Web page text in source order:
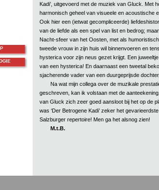
Kadi’, uitgevoerd met de muziek van Gluck. Met
harmonisch geheel van visueele en acoustische
Ook hier een (ietwat gecompliceerde)
van de liefde als een spel van list en bedrog;
Nacht-sfeer van het Oosten, met als
tweede vrouw in zijn huis wil binnenvoeren en
hysterica voor zijn neus gezet krijgt. Een
van een hysterica! En daarnaast een tweetal
sjacherende vader van een duurgeprijsde
Na wat mijn collega over de muzikale
geschreven, kan ik volstaan met de
van Gluck zich zeer goed aansloot bij het op de
was ‘Der Betrogene Kadi’ zeker het
Salzburger repertoire! Men ga het alsnog zien!
M.t.B.